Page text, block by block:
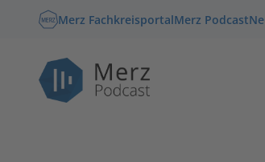
Merz FachkreisportalMerz Podcast